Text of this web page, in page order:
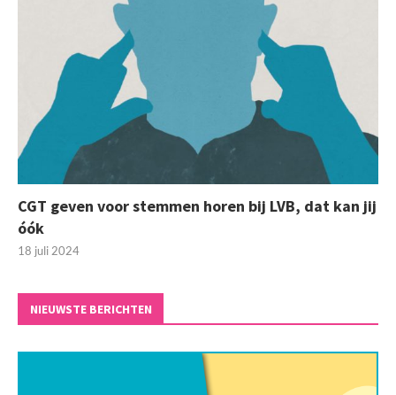
CGT geven voor stemmen horen bij LVB, dat kan jij
óók
18 juli 2024
NIEUWSTE BERICHTEN